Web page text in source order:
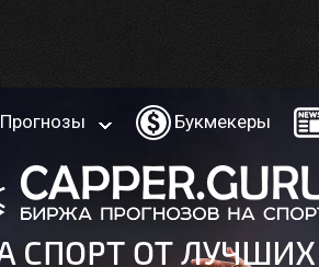
Прогнозы Букмекеры